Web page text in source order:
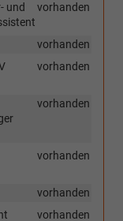
vorhanden
und
vorhanden
vorhanden
vorhanden
vorhanden
vorhanden
vorhanden